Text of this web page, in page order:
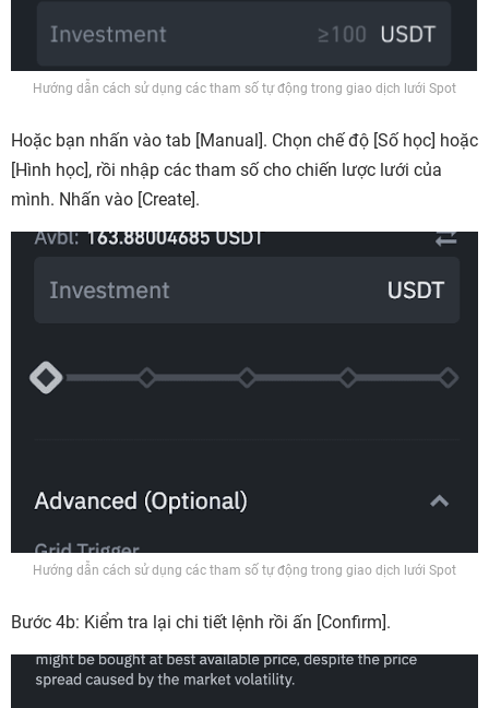
Hướng dẫn cách sử dụng các tham số tự động trong giao dịch lưới Spot
Hoặc bạn nhấn vào tab [Manual]. Chọn chế độ [Số học] hoặc
[Hình học], rồi nhập các tham số cho chiến lược lưới của
mình. Nhấn vào [Create].
Hướng dẫn cách sử dụng các tham số tự động trong giao dịch lưới Spot
Bước 4b: Kiểm tra lại chi tiết lệnh rồi ấn [Confirm].